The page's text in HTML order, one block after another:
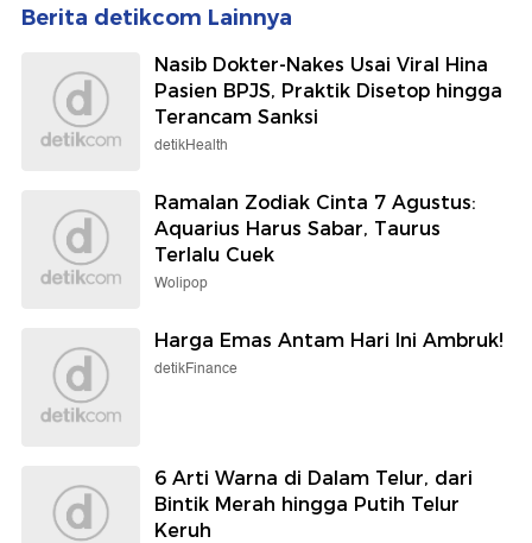
Berita detikcom Lainnya
Nasib Dokter-Nakes Usai Viral Hina
Pasien BPJS, Praktik Disetop hingga
Terancam Sanksi
detikHealth
Ramalan Zodiak Cinta 7 Agustus:
Aquarius Harus Sabar, Taurus
Terlalu Cuek
Wolipop
Harga Emas Antam Hari Ini Ambruk!
detikFinance
6 Arti Warna di Dalam Telur, dari
Bintik Merah hingga Putih Telur
Keruh